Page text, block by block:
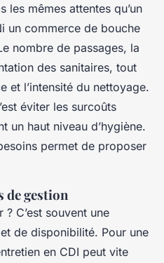
les mêmes attentes qu’un
un commerce de bouche
nombre de passages, la
des sanitaires, tout
et l’intensité du nettoyage.
éviter les surcoûts
un haut niveau d’hygiène.
permet de proposer
de gestion
C’est souvent une
de disponibilité. Pour une
en CDI peut vite